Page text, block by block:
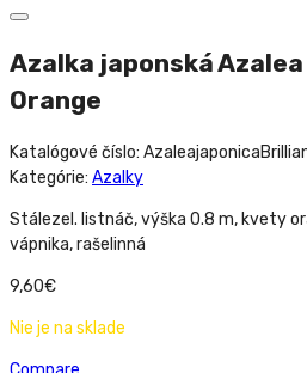
Azalka japonská
Orange
Katalógové číslo:
Kategórie: Azalky
Stálezel. listnáč, výška 0.8 m, kvety
vápnika, rašelinná
9,60€
Nie je na sklade